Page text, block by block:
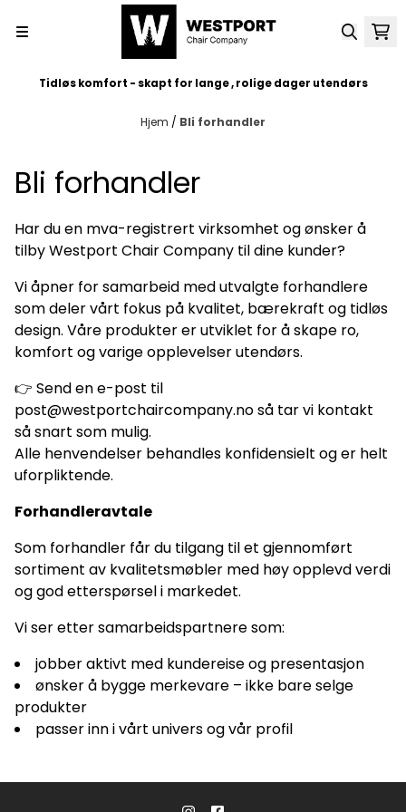
Tidløs komfort - skapt for lange , rolige dager utendørs
Hjem / Bli forhandler
Bli forhandler
Har du en mva-registrert virksomhet og ønsker å
tilby Westport Chair Company til dine kunder?
Vi åpner for samarbeid med utvalgte forhandlere
som deler vårt fokus på kvalitet, bærekraft og tidløs
design. Våre produkter er utviklet for å skape ro,
komfort og varige opplevelser utendørs.
👉 Send en e-post til
post@westportchaircompany.no så tar vi kontakt
så snart som mulig.
Alle henvendelser behandles konfidensielt og er helt
uforpliktende.
Forhandleravtale
Som forhandler får du tilgang til et gjennomført
sortiment av kvalitetsmøbler med høy opplevd verdi
og god etterspørsel i markedet.
Vi ser etter samarbeidspartnere som:
jobber aktivt med kundereise og presentasjon
ønsker å bygge merkevare – ikke bare selge
produkter
passer inn i vårt univers og vår profil